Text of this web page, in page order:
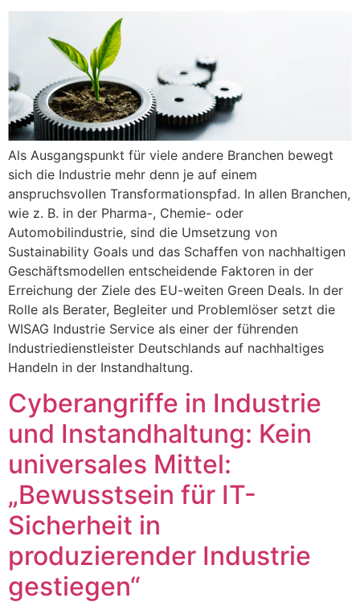
Als Ausgangspunkt für viele andere Branchen bewegt
sich die Industrie mehr denn je auf einem
anspruchsvollen Transformationspfad. In allen Branchen,
wie z. B. in der Pharma-, Chemie- oder
Automobilindustrie, sind die Umsetzung von
Sustainability Goals und das Schaffen von nachhaltigen
Geschäftsmodellen entscheidende Faktoren in der
Erreichung der Ziele des EU-weiten Green Deals. In der
Rolle als Berater, Begleiter und Problemlöser setzt die
WISAG Industrie Service als einer der führenden
Industriedienstleister Deutschlands auf nachhaltiges
Handeln in der Instandhaltung.
Cyberangriffe in Industrie
und Instandhaltung: Kein
universales Mittel:
„Bewusstsein für IT-
Sicherheit in
produzierender Industrie
gestiegen“